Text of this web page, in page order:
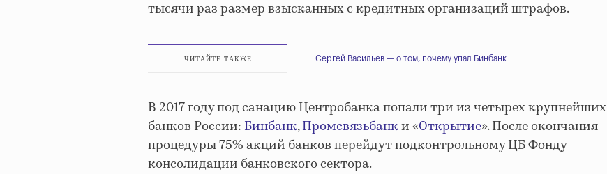
тысячи раз размер взысканных с кредитных организаций штрафов.
ЧИТАЙТЕ ТАКЖЕ Сергей Васильев — о том, почему упал Бинбанк
В 2017 году под санацию Центробанка попали три из четырех крупнейших
банков России: Бинбанк,Промсвязьбанки «Открытие». После окончания
процедуры 75% акций банков перейдут подконтрольному ЦБ Фонду
консолидации банковского сектора.